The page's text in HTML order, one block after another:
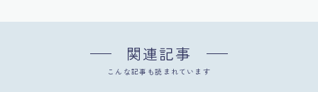
関連記事
こんな記事も読まれています